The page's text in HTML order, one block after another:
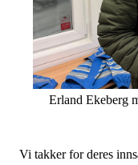
Erland Ekeberg
Vi takker for deres